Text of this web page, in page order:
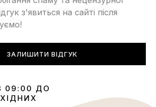
з'явиться на сайті після
ЗАЛИШИТИ ВІДГУК
09:00 ДО